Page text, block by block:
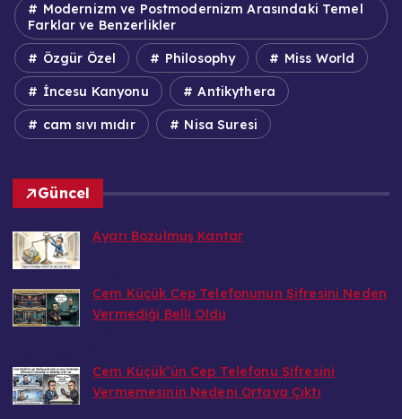
Modernizm ve Postmodernizm Arasındaki Temel
Farklar ve Benzerlikler
Özgür Özel Philosophy Miss World
İncesu Kanyonu Antikythera
cam sıvı mıdır Nisa Suresi
Güncel
Ayarı Bozulmuş Kantar
Cem Küçük Cep Telefonunun Şifresini Neden
Vermediği Belli Oldu
Cem Küçük’ün Cep Telefonu Şifresini
Vermemesinin Nedeni Ortaya Çıktı